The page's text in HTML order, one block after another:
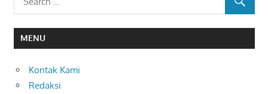
MENU
Kontak Kami
Redaksi